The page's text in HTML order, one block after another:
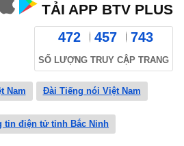
TẢI APP BTV PLUS
472 457 743
SỐ LƯỢNG TRUY CẬP TRANG
Nam Đài Tiếng nói Việt Nam
tin điện tử tỉnh Bắc Ninh